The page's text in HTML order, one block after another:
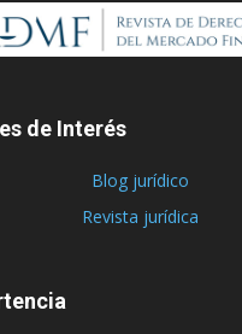
de Interés
Blog jurídico
Revista jurídica